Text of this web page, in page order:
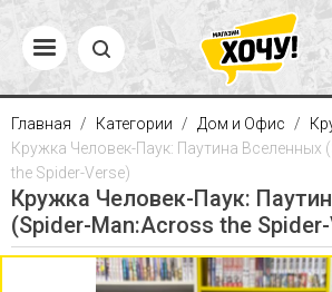
Главная Категории Дом и Офис
Кружка Человек-Паук: Паутина Вселенных
the Spider-Verse)
Кружка Человек-Паук:
(Spider-Man:Across the